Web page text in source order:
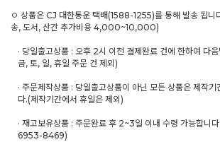
ㅇ 상품은 CJ 대한통운 택배(1588-1255)를 통해 발송 됩니
송, 도서, 산간 추가비용 4,000~10,000)
· 당일출고상품 : 오후 2시 이전 결제완료 건에 한하여 다
금, 토, 일, 휴일 주문 건 제외)
· 주문제작상품 : 당일출고상품이 아닌 모든 상품은 제작
다.(제작기간에서 휴일은 제외)
· 재고보유상품 : 주문완료 후 2~3일 이내 수령 가능합니
6953-8469)